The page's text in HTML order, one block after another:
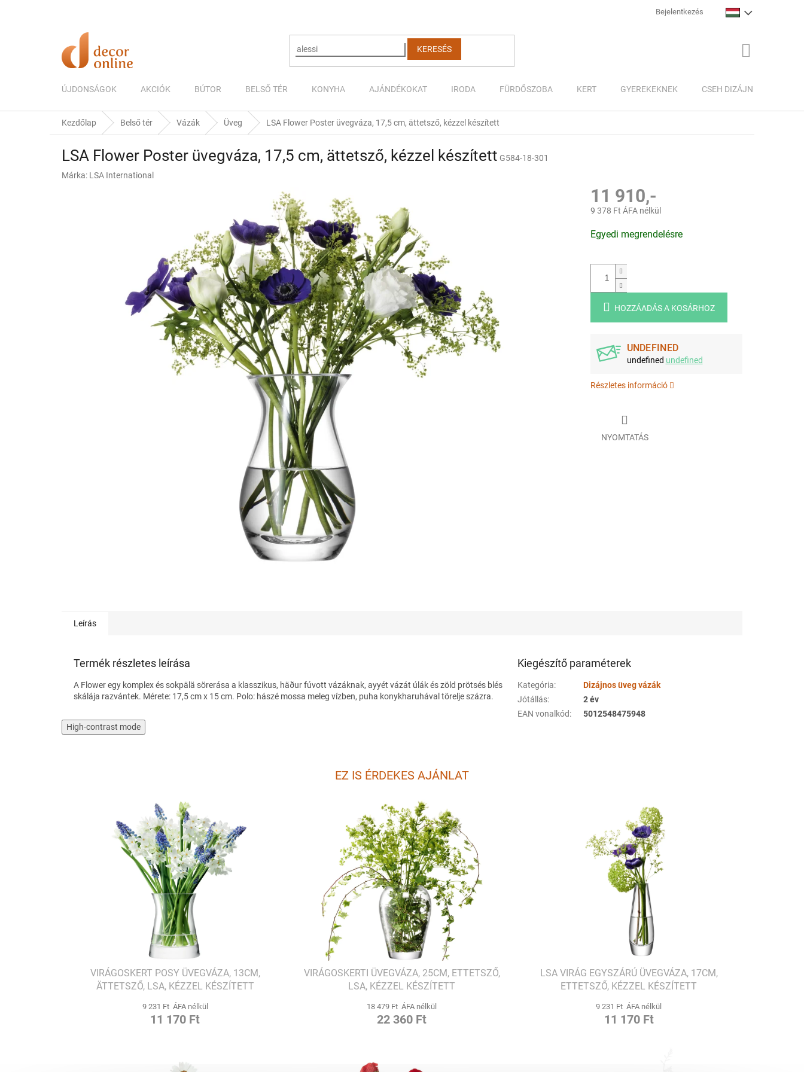
Bejelentkezés
KERESÉS
ÚJDONSÁGOK AKCIÓK BÚTOR BELSŐ TÉR KONYHA AJÁNDÉKOKAT IRODA FÜRDŐSZOBA KERT GYEREKEKNEK CSEH DIZÁJN
Kezdőlap Belső tér Vázák Üveg LSA Flower Poster üvegváza, 17,5 cm, ättetsző, kézzel készített
LSA Flower Poster üvegváza, 17,5 cm, ättetsző, kézzel készített G584-18-301
Márka: LSA International
11 910,-
9 378 Ft ÁFA nélkül
Egyedi megrendelésre
HOZZÁADÁS A KOSÁRHOZ
UNDEFINED
undefined undefined
Részletes információ
NYOMTATÁS
Leírás
Termék részletes leírása
A Flower egy komplex és sokpälä sörerása a klasszikus, häður fúvott vázáknak, ayyét vázát úlák és zöld prötsés blés
skálája razvántek. Mérete: 17,5 cm x 15 cm. Polo: hászé mossa meleg vízben, puha konykharuhával törelje százra.
Kiegészítő paraméterek
Kategória:
Dizájnos üveg vázák
Jótállás:
2 év
EAN vonalkód:
5012548475948
High-contrast mode
EZ IS ÉRDEKES AJÁNLAT
VIRÁGOSKERT POSY ÜVEGVÁZA, 13CM,
ÄTTETSZŐ, LSA, KÉZZEL KÉSZÍTETT
9 231 Ft ÁFA nélkül
11 170 Ft
VIRÁGOSKERTI ÜVEGVÁZA, 25CM, ETTETSZŐ,
LSA, KÉZZEL KÉSZÍTETT
18 479 Ft ÁFA nélkül
22 360 Ft
LSA VIRÁG EGYSZÁRÚ ÜVEGVÁZA, 17CM,
ETTETSZŐ, KÉZZEL KÉSZÍTETT
9 231 Ft ÁFA nélkül
11 170 Ft